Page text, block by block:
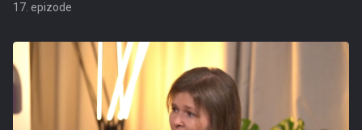
17. epizode